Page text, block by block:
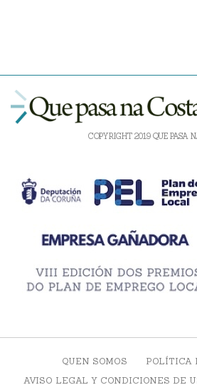
COPYRIGHT 2019 QUE PASA
QUEN SOMOS
POLÍTICA
AVISO LEGAL Y CONDICIONES DE